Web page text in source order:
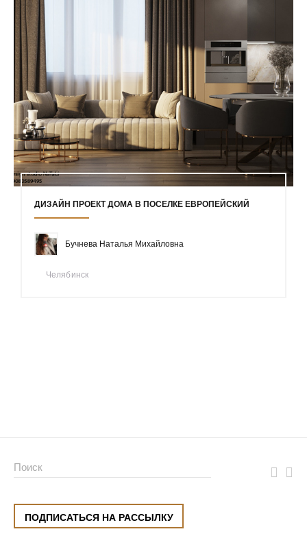
ДИЗАЙН ПРОЕКТ ДОМА В ПОСЕЛКЕ ЕВРОПЕЙСКИЙ
Бучнева Наталья Михайловна
Челябинск
ПОДПИСАТЬСЯ НА РАССЫЛКУ